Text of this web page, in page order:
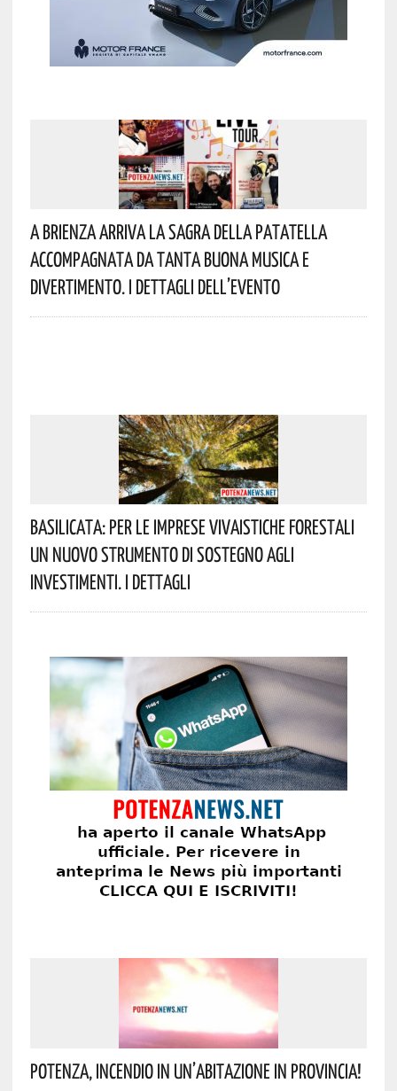
A Brienza Arriva La Sagra Della Patatella
Accompagnata Da Tanta Buona Musica E
Divertimento. I Dettagli Dell’evento
Basilicata: Per Le Imprese Vivaistiche Forestali
Un Nuovo Strumento Di Sostegno Agli
Investimenti. I Dettagli
Potenza, Incendio In Un’abitazione In Provincia!